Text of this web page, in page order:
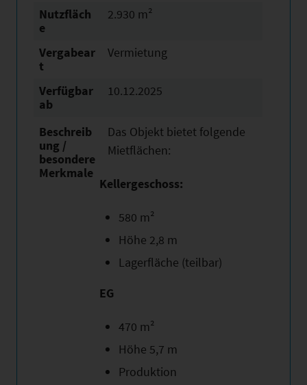
Nutzfläch
e
2.930 m²
Vergabear
t
Vermietung
Verfügbar
ab
10.12.2025
Beschreib
ung /
besondere
Merkmale
Das Objekt bietet folgende
Mietflächen:
Kellergeschoss:
580 m²
Höhe 2,8 m
Lagerfläche (teilbar)
EG
470 m²
Höhe 5,7 m
Produktion